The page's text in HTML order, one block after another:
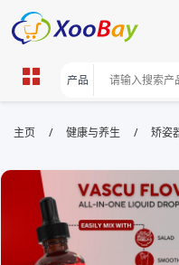
矫姿器 |
矫姿器,姿态矫正,健康
XOOBAY
矫姿器帮助矫正日常姿态，改
提升坐立姿态与生活质量。
主页 / 健康与养生 / 矫姿